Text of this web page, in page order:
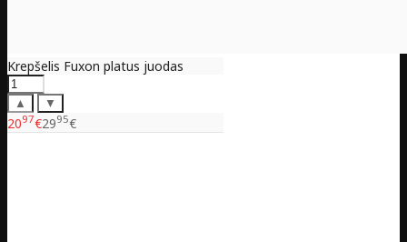
Krepšelis Fuxon platus juodas
▲ ▼
2097€2995€